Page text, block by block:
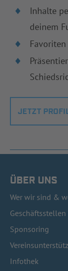
Inhalte
deinem
JETZT
ÜBER UNS
Wer wir sind &
Sponsoring
Infothek